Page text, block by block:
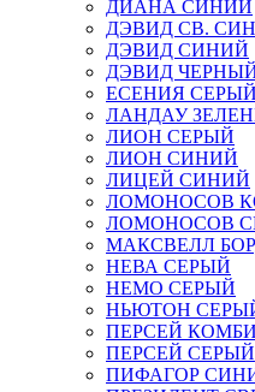
ДИАНА СИНИЙ
ДЭВИД СВ.
ДЭВИД СИНИЙ
ДЭВИД
ЕСЕНИЯ СЕРЫЙ
ЛАНДАУ
ЛИОН СЕРЫЙ
ЛИОН СИНИЙ
ЛИЦЕЙ СИНИЙ
ЛОМОНОСОВ
ЛОМОНОСОВ
МАКСВЕЛЛ
НЕВА СЕРЫЙ
НЕМО СЕРЫЙ
НЬЮТОН
ПЕРСЕЙ
ПЕРСЕЙ СЕРЫЙ
ПИФАГОР